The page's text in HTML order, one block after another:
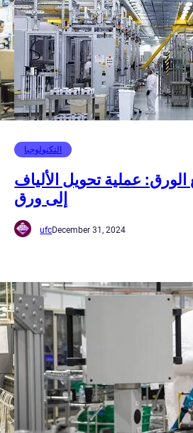
التكنولوجيا
الورق: عملية تحويل الألياف
إلى ورق
ufcDecember 31, 2024